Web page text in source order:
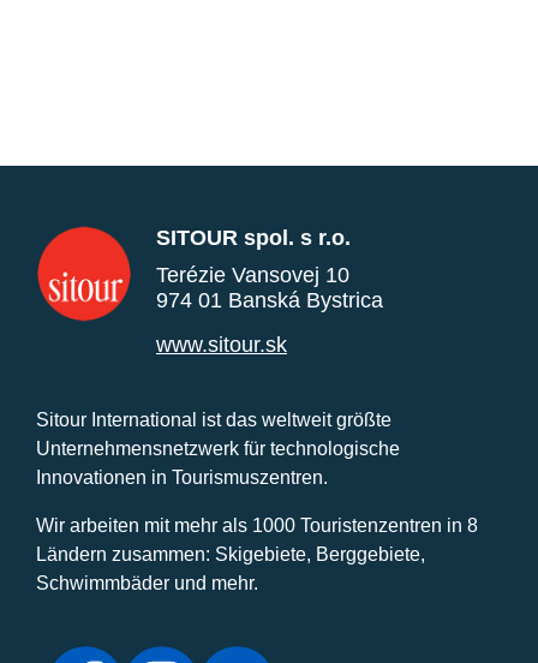
SITOUR spol. s r.o.
Terézie Vansovej 10
974 01 Banská Bystrica
www.sitour.sk
Sitour International ist das weltweit größte
Unternehmensnetzwerk für technologische
Innovationen in Tourismuszentren.
Wir arbeiten mit mehr als 1000 Touristenzentren in 8
Ländern zusammen: Skigebiete, Berggebiete,
Schwimmbäder und mehr.